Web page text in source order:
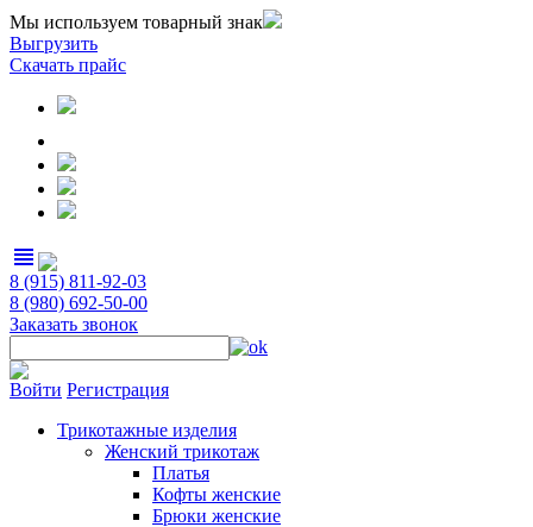
Мы используем товарный знак
Выгрузить
Скачать прайс
view_headline
8 (915) 811-92-03
8 (980) 692-50-00
Заказать звонок
Войти Регистрация
Трикотажные изделия
Женский трикотаж
Платья
Кофты женские
Брюки женские